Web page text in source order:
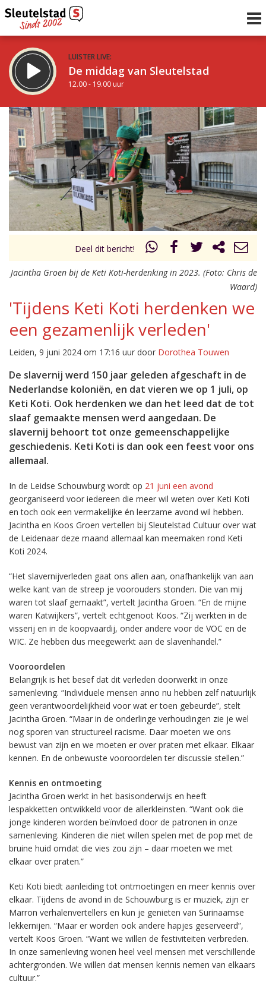
LUISTER LIVE:
De middag van Sleutelstad
12.00 - 19.00 uur
STRAKS:
De avond van Sleutelstad
19.00 - 22.00 uur
Vorig uur
uur 1 van 0 Volgend uur
Inklappen
Deel dit bericht!
Jacintha Groen bij de Keti Koti-herdenking in 2023. (Foto: Chris de
Waard)
'Tijdens Keti Koti herdenken we
een gezamenlijk verleden'
Leiden, 9 juni 2024 om 17:16 uur door Dorothea Touwen
De slavernij werd 150 jaar geleden afgeschaft in de
Nederlandse koloniën, en dat vieren we op 1 juli, op
Keti Koti. Ook herdenken we dan het leed dat de tot
slaaf gemaakte mensen werd aangedaan. De
slavernij behoort tot onze gemeenschappelijke
geschiedenis. Keti Koti is dan ook een feest voor ons
allemaal.
In de Leidse Schouwburg wordt op 21 juni een avond
georganiseerd voor iedereen die meer wil weten over Keti Koti
en toch ook een vermakelijke én leerzame avond wil hebben.
Jacintha en Koos Groen vertellen bij Sleutelstad Cultuur over wat
de Leidenaar deze maand allemaal kan meemaken rond Keti
Koti 2024.
“Het slavernijverleden gaat ons allen aan, onafhankelijk van aan
welke kant van de streep je voorouders stonden. Die van mij
waren tot slaaf gemaakt”, vertelt Jacintha Groen. “En de mijne
waren Katwijkers”, vertelt echtgenoot Koos. “Zij werkten in de
visserij en in de koopvaardij, onder andere voor de VOC en de
WIC. Ze hebben dus meegewerkt aan de slavenhandel.”
Vooroordelen
Belangrijk is het besef dat dit verleden doorwerkt in onze
samenleving. “Individuele mensen anno nu hebben zelf natuurlijk
geen verantwoordelijkheid voor wat er toen gebeurde”, stelt
Jacintha Groen. “Maar in de onderlinge verhoudingen zie je wel
nog sporen van structureel racisme. Daar moeten we ons
bewust van zijn en we moeten er over praten met elkaar. Elkaar
kennen. En de onbewuste vooroordelen ter discussie stellen.”
Kennis en ontmoeting
Jacintha Groen werkt in het basisonderwijs en heeft
lespakketten ontwikkeld voor de allerkleinsten. “Want ook die
jonge kinderen worden beïnvloed door de patronen in onze
samenleving. Kinderen die niet willen spelen met de pop met de
bruine huid omdat die vies zou zijn – daar moeten we met
elkaar over praten.”
Keti Koti biedt aanleiding tot ontmoetingen en meer kennis over
elkaar. Tijdens de avond in de Schouwburg is er muziek, zijn er
Marron verhalenvertellers en kun je genieten van Surinaamse
lekkernijen. “Maar er worden ook andere hapjes geserveerd”,
vertelt Koos Groen. “Want we willen de festiviteiten verbreden.
In onze samenleving wonen heel veel mensen met verschillende
achtergronden. We willen dat mensen kennis nemen van elkaars
cultuur.”